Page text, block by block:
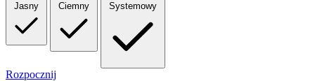
Jasny Ciemny Systemowy
Rozpocznij